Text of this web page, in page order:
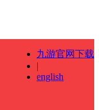
九游官网下载
|
english